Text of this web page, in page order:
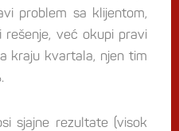
problem sa klijentom,
rešenje, već okupi pravi
kraju kvartala, njen tim
sjajne rezultate (visok